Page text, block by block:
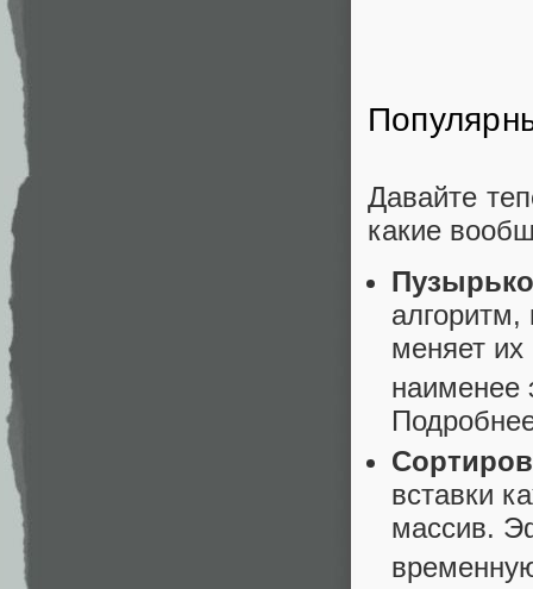
Давайте
какие
алгоритм,
меняет
наименее
вставки
массив.